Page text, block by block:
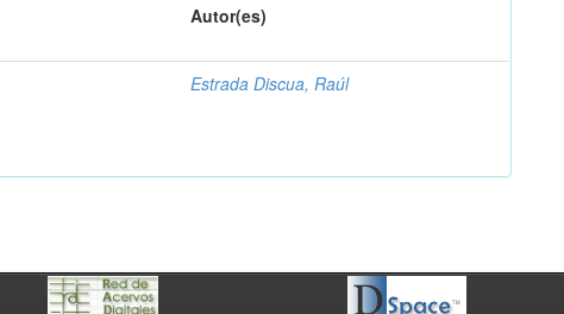
Autor(es)
Estrada Discua, Raúl